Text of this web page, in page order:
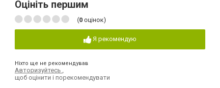
Оцініть першим
(0 оцінок)
Я рекомендую
Ніхто ще не рекомендував
Авторизуйтесь
щоб оцінити і порекомендувати